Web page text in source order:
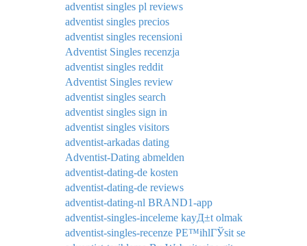
adventist singles pl reviews
adventist singles precios
adventist singles recensioni
Adventist Singles recenzja
adventist singles reddit
Adventist Singles review
adventist singles search
adventist singles sign in
adventist singles visitors
adventist-arkadas dating
Adventist-Dating abmelden
adventist-dating-de kosten
adventist-dating-de reviews
adventist-dating-nl BRAND1-app
adventist-singles-inceleme kayД±t olmak
adventist-singles-recenze PЕ™ihlГЎsit se